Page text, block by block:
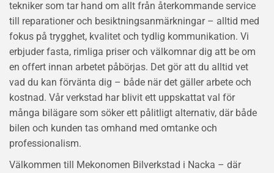
tekniker som tar hand om allt från återkommande service
till reparationer och besiktningsanmärkningar – alltid med
fokus på trygghet, kvalitet och tydlig kommunikation. Vi
erbjuder fasta, rimliga priser och välkomnar dig att be om
en offert innan arbetet påbörjas. Det gör att du alltid vet
vad du kan förvänta dig – både när det gäller arbete och
kostnad. Vår verkstad har blivit ett uppskattat val för
många bilägare som söker ett pålitligt alternativ, där både
bilen och kunden tas omhand med omtanke och
professionalism.
Välkommen till Mekonomen Bilverkstad i Nacka – där